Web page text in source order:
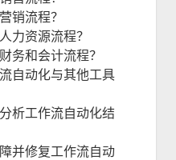
销流程？
力资源流程？
务和会计流程？
自动化与其他工具
析工作流自动化结
并修复工作流自动